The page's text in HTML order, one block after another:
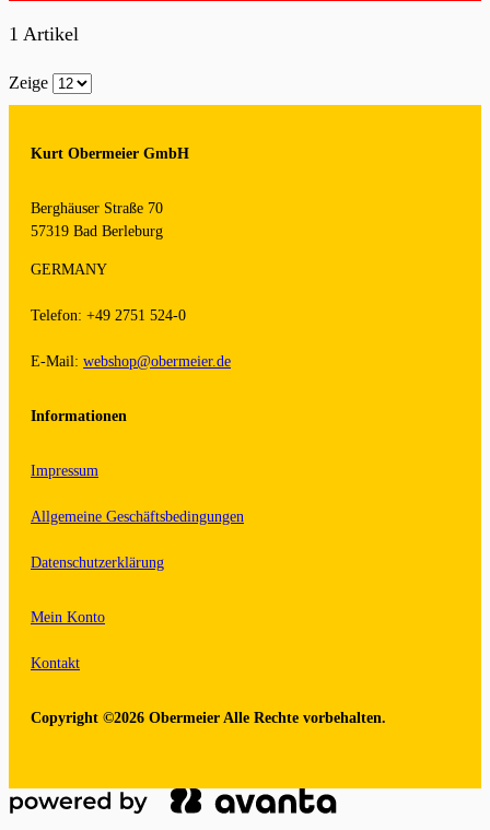
1 Artikel
Zeige
Kurt Obermeier GmbH
Berghäuser Straße 70
57319 Bad Berleburg
GERMANY
Telefon: +49 2751 524-0
E-Mail: webshop@obermeier.de
Informationen
Impressum
Allgemeine Geschäftsbedingungen
Datenschutzerklärung
Mein Konto
Kontakt
Copyright ©2026 Obermeier Alle Rechte vorbehalten.